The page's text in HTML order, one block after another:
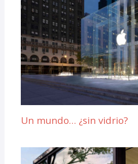
Un mundo… ¿sin vidrio?